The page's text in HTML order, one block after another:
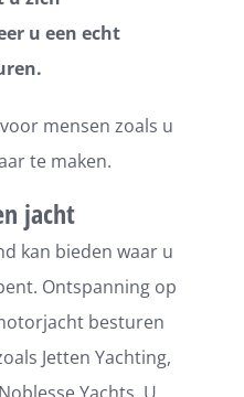
u een echt
mensen zoals u
te maken.
jacht
kan bieden waar u
Ontspanning op
besturen
Jetten Yachting,